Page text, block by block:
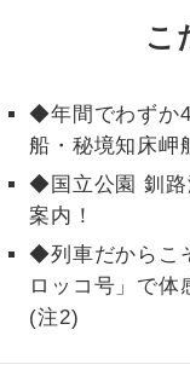
こ
◆年間でわずか
船・秘境知床岬
◆国立公園 釧路
案内！
◆列車だからこ
ロッコ号」で
(注2)
金
ご夫婦限定
女性限定